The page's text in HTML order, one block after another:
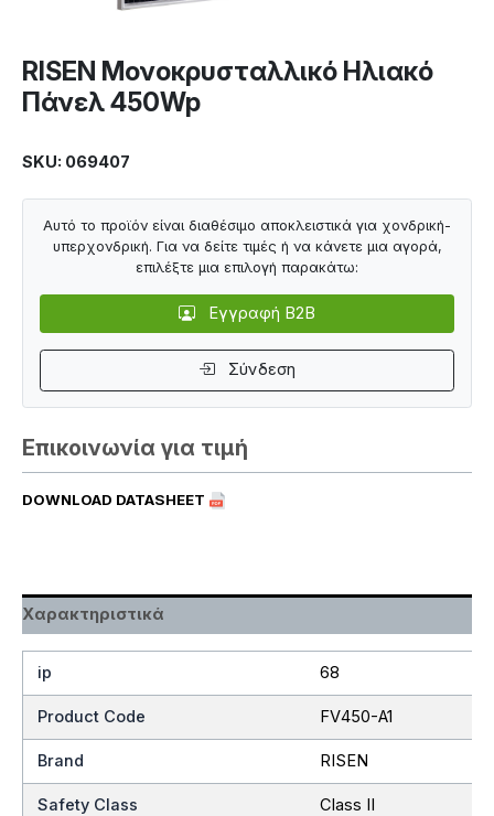
RISEN Μονοκρυσταλλικό Ηλιακό
Πάνελ 450Wp
Επικοινωνία για τιμή
SKU: 069407
DOWNLOAD DATASHEET
Αυτό το προϊόν είναι διαθέσιμο αποκλειστικά για χονδρική-
υπερχονδρική. Για να δείτε τιμές ή να κάνετε μια αγορά,
επιλέξτε μια επιλογή παρακάτω:
Εγγραφή B2B
Σύνδεση
Χαρακτηριστικά
ip 68
Product Code FV450-A1
Brand RISEN
Safety Class Class II